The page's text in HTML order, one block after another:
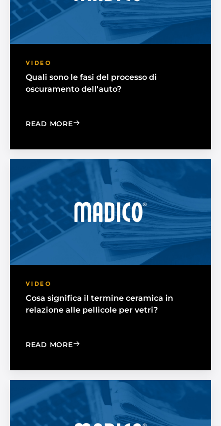
VIDEO
Quali sono le fasi del processo di
oscuramento dell'auto?
READ MORE: WHAT ARE THE STEPS IN THE CAR
VIDEO
Cosa significa il termine ceramica in
relazione alle pellicole per vetri?
READ MORE: WHAT DOES THE TERM CERAMIC